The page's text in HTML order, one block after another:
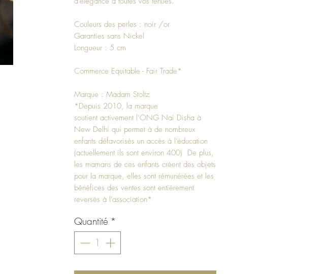
Couleurs des perles : noir /or
Garanties sans Nickel
Longueur : 5 cm
Commerce Equitable - Fair Trade*
Marque : Madam Stoltz
*Depuis 2010, la marque
soutient activement l’ONG Nai Disha à
New Delhi qui permet à de nombreux
enfants défavorisés un accès à l’éducation
(actuellement ils sont environ 400) De plus,
les mamans de ces enfants créent des objets
pour la marque, elles sont rémunérées et les
bénéfices des ventes sont entièrement
reversés à l’association*
Quantité *